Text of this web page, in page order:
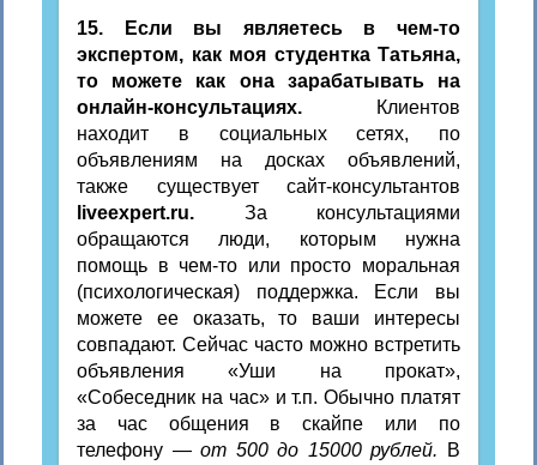
15. Если вы являетесь в чем-то
экспертом, как моя студентка Татьяна,
то можете как она зарабатывать на
онлайн-консультациях. Клиентов
находит в социальных сетях, по
объявлениям на досках объявлений,
также существует сайт-консультантов
liveexpert.ru. За консультациями
обращаются люди, которым нужна
помощь в чем-то или просто моральная
(психологическая) поддержка. Если вы
можете ее оказать, то ваши интересы
совпадают. Сейчас часто можно встретить
объявления «Уши на прокат»,
«Собеседник на час» и т.п. Обычно платят
за час общения в скайпе или по
телефону —от 500 до 15000 рублей. В